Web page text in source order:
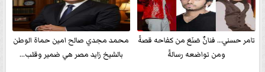
تامر حسني… فنانٌ صَنَعَ من كفاحه قصةً
ومن تواضعه رسالةً
محمد مجدي صالح امين حماة الوطن
بالشيخ زايد مصر هي ضمير وقلب...